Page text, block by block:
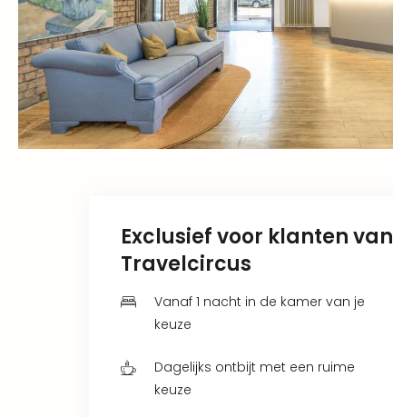
Exclusief voor klanten van
Travelcircus
Vanaf 1 nacht in de kamer van je
keuze
Dagelijks ontbijt met een ruime
keuze